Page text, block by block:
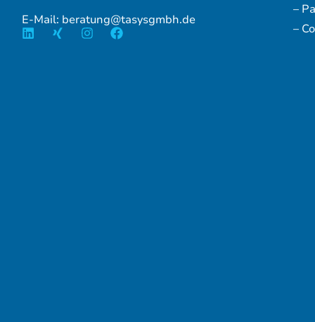
E-Mail: beratung@tasysgmbh.de
–
–